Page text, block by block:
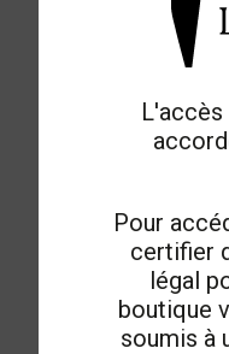
L'accès
Pour
certifier
légal
boutique
soumis à